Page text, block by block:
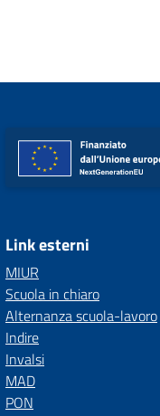
Link esterni
MIUR
Scuola in chiaro
Alternanza scuola-lavoro
Indire
Invalsi
MAD
PON